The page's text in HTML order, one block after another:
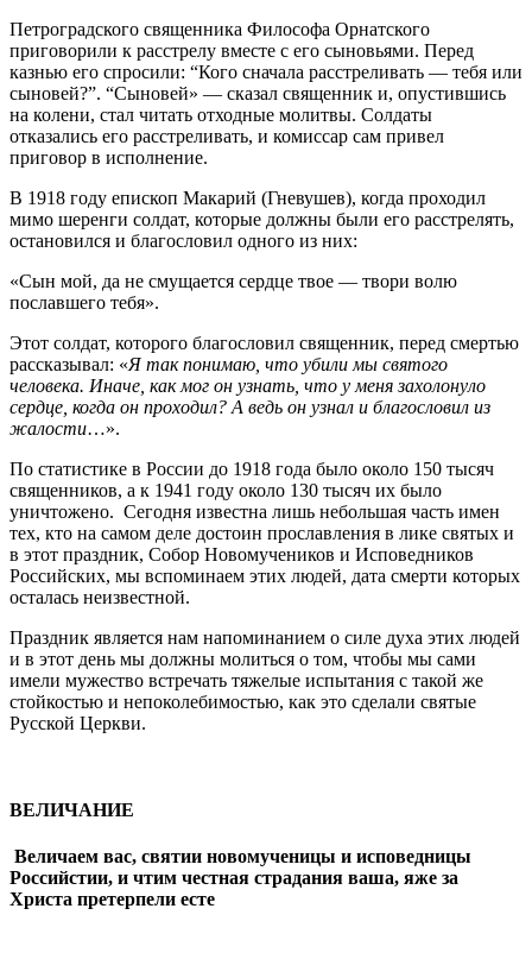
Петроградского священника Философа Орнатского
приговорили к расстрелу вместе с его сыновьями. Перед
казнью его спросили: “Кого сначала расстреливать — тебя или
сыновей?”. “Сыновей» — сказал священник и, опустившись
на колени, стал читать отходные молитвы. Солдаты
отказались его расстреливать, и комиссар сам привел
приговор в исполнение.
В 1918 году епископ Макарий (Гневушев), когда проходил
мимо шеренги солдат, которые должны были его расстрелять,
остановился и благословил одного из них:
«Сын мой, да не смущается сердце твое — твори волю
пославшего тебя».
Этот солдат, которого благословил священник, перед смертью
рассказывал: «Я так понимаю, что убили мы святого
человека. Иначе, как мог он узнать, что у меня захолонуло
сердце, когда он проходил? А ведь он узнал и благословил из
жалости…».
По статистике в России до 1918 года было около 150 тысяч
священников, а к 1941 году около 130 тысяч их было
уничтожено. Сегодня известна лишь небольшая часть имен
тех, кто на самом деле достоин прославления в лике святых и
в этот праздник, Собор Новомучеников и Исповедников
Российских, мы вспоминаем этих людей, дата смерти которых
осталась неизвестной.
Праздник является нам напоминанием о силе духа этих людей
и в этот день мы должны молиться о том, чтобы мы сами
имели мужество встречать тяжелые испытания с такой же
стойкостью и непоколебимостью, как это сделали святые
Русской Церкви.
ВЕЛИЧАНИЕ
Величаем вас, святии новомученицы и исповедницы
Российстии, и чтим честная страдания ваша, яже за
Христа претерпели есте